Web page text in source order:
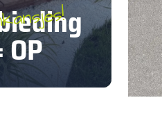
OP